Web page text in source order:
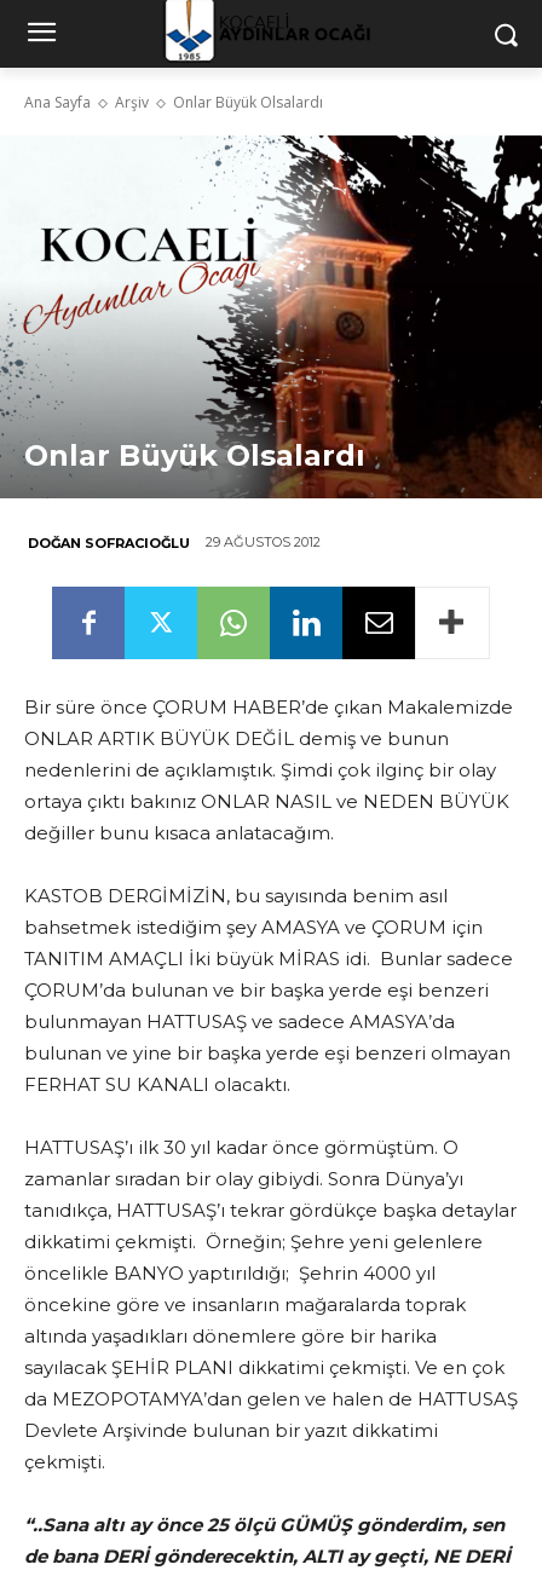
Ana Sayfa Arşiv Onlar Büyük Olsalardı
Onlar Büyük Olsalardı
DOĞAN SOFRACIOĞLU 29 AĞUSTOS 2012
Bir süre önce ÇORUM HABER’de çıkan Makalemizde
ONLAR ARTIK BÜYÜK DEĞİL demiş ve bunun
nedenlerini de açıklamıştık. Şimdi çok ilginç bir olay
ortaya çıktı bakınız ONLAR NASIL ve NEDEN BÜYÜK
değiller bunu kısaca anlatacağım.
KASTOB DERGİMİZİN, bu sayısında benim asıl
bahsetmek istediğim şey AMASYA ve ÇORUM için
TANITIM AMAÇLI İki büyük MİRAS idi. Bunlar sadece
ÇORUM’da bulunan ve bir başka yerde eşi benzeri
bulunmayan HATTUSAŞ ve sadece AMASYA’da
bulunan ve yine bir başka yerde eşi benzeri olmayan
FERHAT SU KANALI olacaktı.
HATTUSAŞ’ı ilk 30 yıl kadar önce görmüştüm. O
zamanlar sıradan bir olay gibiydi. Sonra Dünya’yı
tanıdıkça, HATTUSAŞ’ı tekrar gördükçe başka detaylar
dikkatimi çekmişti. Örneğin; Şehre yeni gelenlere
öncelikle BANYO yaptırıldığı; Şehrin 4000 yıl
öncekine göre ve insanların mağaralarda toprak
altında yaşadıkları dönemlere göre bir harika
sayılacak ŞEHİR PLANI dikkatimi çekmişti. Ve en çok
da MEZOPOTAMYA’dan gelen ve halen de HATTUSAŞ
Devlete Arşivinde bulunan bir yazıt dikkatimi
çekmişti.
“..Sana altı ay önce 25 ölçü GÜMÜŞ gönderdim, sen
de bana DERİ gönderecektin, ALTI ay geçti, NE DERİ